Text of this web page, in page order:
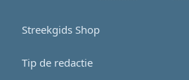
Streekgids Shop
Tip de redactie